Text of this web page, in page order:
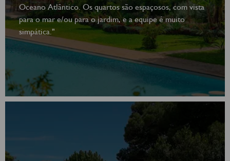
Oceano Atlântico. Os quartos são espaçosos, com vista
para o mar e/ou para o jardim, e a equipe é muito
simpática."